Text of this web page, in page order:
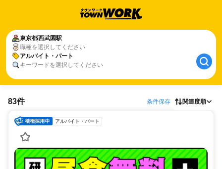
東京都西武園駅
職種を選択してください
アルバイト・パート
キーワードを選択してください
83件 条件保存 関連度順
アルバイト・パート